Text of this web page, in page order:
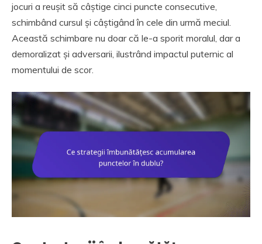
jocuri a reușit să câștige cinci puncte consecutive,
schimbând cursul și câștigând în cele din urmă meciul.
Această schimbare nu doar că le-a sporit moralul, dar a
demoralizat și adversarii, ilustrând impactul puternic al
momentului de scor.